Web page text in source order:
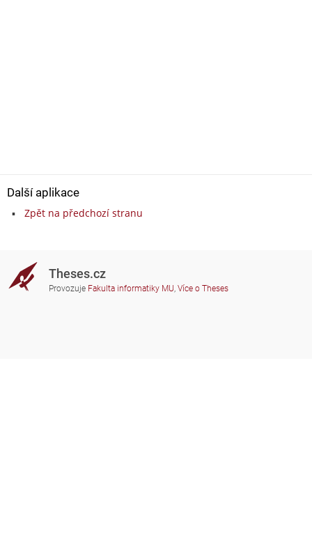
Další aplikace
Zpět na předchozí stranu
Theses.cz
Provozuje Fakulta informatiky MU, Více o Theses